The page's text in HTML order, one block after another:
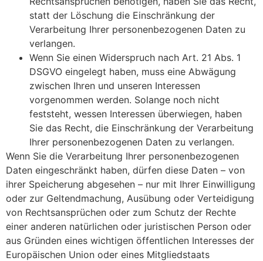
statt der Löschung die Einschränkung der
Verarbeitung Ihrer personenbezogenen Daten zu
verlangen.
Wenn Sie einen Widerspruch nach Art. 21 Abs. 1
DSGVO eingelegt haben, muss eine Abwägung
zwischen Ihren und unseren Interessen
vorgenommen werden. Solange noch nicht
feststeht, wessen Interessen überwiegen, haben
Sie das Recht, die Einschränkung der Verarbeitung
Ihrer personenbezogenen Daten zu verlangen.
Wenn Sie die Verarbeitung Ihrer personenbezogenen
Daten eingeschränkt haben, dürfen diese Daten – von
ihrer Speicherung abgesehen – nur mit Ihrer Einwilligung
oder zur Geltendmachung, Ausübung oder Verteidigung
von Rechtsansprüchen oder zum Schutz der Rechte
einer anderen natürlichen oder juristischen Person oder
aus Gründen eines wichtigen öffentlichen Interesses der
Europäischen Union oder eines Mitgliedstaats